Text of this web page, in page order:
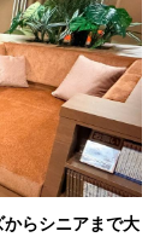
からシニアまで大